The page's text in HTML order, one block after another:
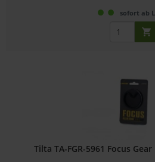
sofort ab
Tilta TA-FGR-5961 Focus